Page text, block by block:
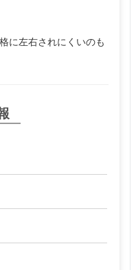
に左右されにくいのも